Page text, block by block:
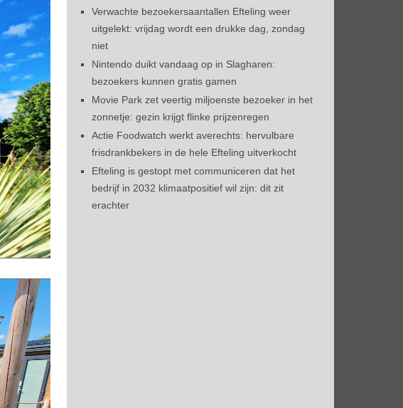
Verwachte bezoekersaantallen Efteling weer
uitgelekt: vrijdag wordt een drukke dag, zondag
niet
Nintendo duikt vandaag op in Slagharen:
bezoekers kunnen gratis gamen
Movie Park zet veertig miljoenste bezoeker in het
zonnetje: gezin krijgt flinke prijzenregen
Actie Foodwatch werkt averechts: hervulbare
frisdrankbekers in de hele Efteling uitverkocht
Efteling is gestopt met communiceren dat het
bedrijf in 2032 klimaatpositief wil zijn: dit zit
erachter